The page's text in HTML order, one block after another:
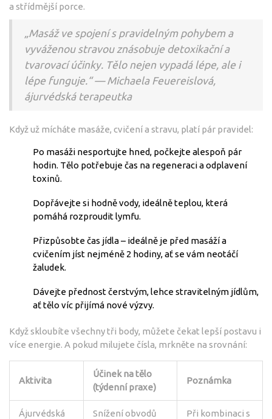
a střídmější porce.
„Masáž ve spojení s pravidelným pohybem a
vyváženou stravou znásobuje detoxikační a
tvarovací účinky. Tělo nejen vypadá lépe, ale i
lépe funguje.“ — Michaela Feuereislová,
ájurvédská terapeutka
Když už mícháte masáže, cvičení a stravu, platí pár pravidel:
Po masáži nesportujte hned, počkejte alespoň pár
hodin. Tělo potřebuje čas na regeneraci a odplavení
toxinů.
Dopřávejte si hodně vody, ideálně teplou, která
pomáhá rozproudit lymfu.
Přizpůsobte čas jídla – ideálně je před masáží a
cvičením jíst nejméně 2 hodiny, ať se vám neotáčí
žaludek.
Dávejte přednost čerstvým, lehce stravitelným jídlům,
ať tělo víc přijímá nové výzvy.
Když skloubíte všechny tři body, můžete čekat lepší postavu i
více energie. A pokud milujete čísla, mrkněte na srovnání:
Aktivita
Účinek na tělo
(týdenní praxe)
Poznámka
Ájurvédská
Snížení obvodů
Při kombinaci s